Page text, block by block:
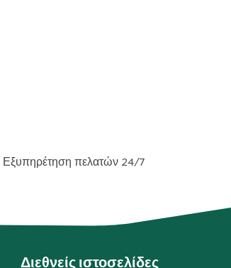
Εξυπηρέτηση πελατών 24/7
Διεθνείς ιστοσελίδες